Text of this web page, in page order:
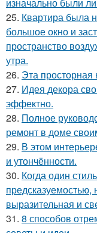
изначально были
25. Квартира была
большое окно и
пространство
утра.
26. Эта
27. Идея декора
эффектно.
28. Полное
ремонт в доме
29. В этом
и утончённости.
30. Когда один
предсказуемостью,
выразительная и
31. 8 способов